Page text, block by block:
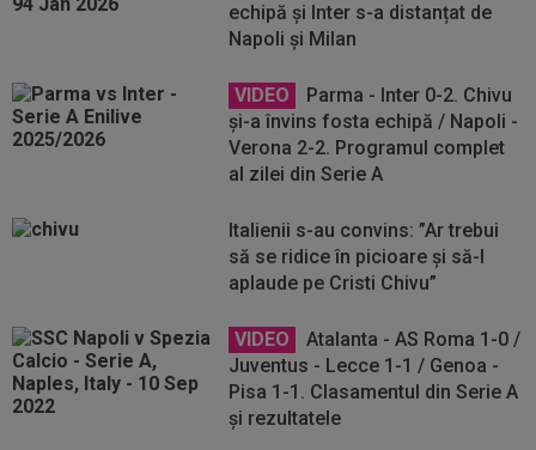
echipă și Inter s-a distanțat de
Napoli și Milan
VIDEO
Parma - Inter 0-2. Chivu
și-a învins fosta echipă / Napoli -
Verona 2-2. Programul complet
al zilei din Serie A
Italienii s-au convins: ”Ar trebui
să se ridice în picioare și să-l
aplaude pe Cristi Chivu”
VIDEO
Atalanta - AS Roma 1-0 /
Juventus - Lecce 1-1 / Genoa -
Pisa 1-1. Clasamentul din Serie A
și rezultatele